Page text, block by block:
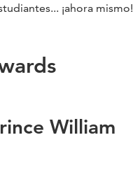
¡ahora mismo!
William